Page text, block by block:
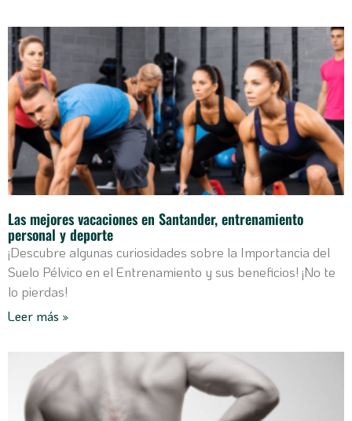
Las mejores vacaciones en Santander, entrenamiento
personal y deporte
¡Descubre algunas curiosidades sobre la Importancia del
Suelo Pélvico en el Entrenamiento y sus beneficios! ¡No te
lo pierdas!
Leer más »